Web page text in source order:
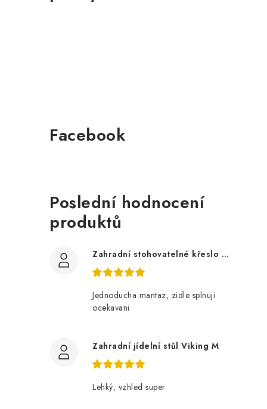
Facebook
Poslední hodnocení
produktů
Zahradní stohovatelné křeslo LUCY z akácie
Jednoducha mantaz, zidle splnuji
ocekavani
Zahradní jídelní stůl Viking M
Lehký, vzhled super